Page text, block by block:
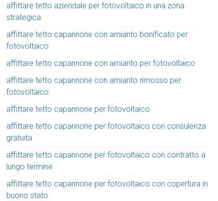
affittare tetto aziendale per fotovoltaico in una zona
strategica
affittare tetto capannone con amianto bonificato per
fotovoltaico
affittare tetto capannone con amianto per fotovoltaico
affittare tetto capannone con amianto rimosso per
fotovoltaico
affittare tetto capannone per fotovoltaico
affittare tetto capannone per fotovoltaico con consulenza
gratuita
affittare tetto capannone per fotovoltaico con contratto a
lungo termine
affittare tetto capannone per fotovoltaico con copertura in
buono stato